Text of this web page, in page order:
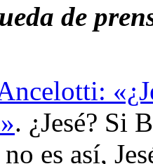
de
. ¿Jesé? Si
es así,